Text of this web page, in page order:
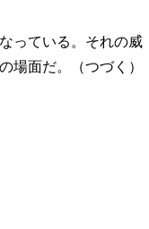
っている。それの威
場面だ。（つづく）